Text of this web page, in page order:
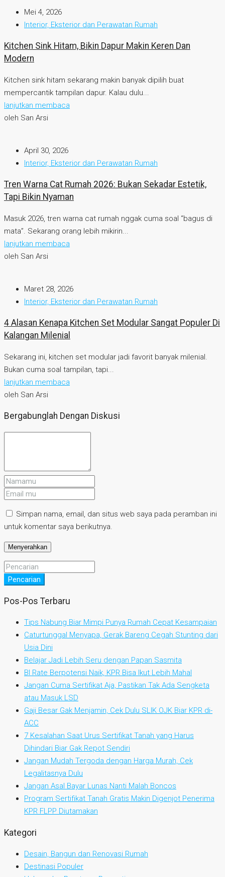
Mei 4, 2026
Interior, Eksterior dan Perawatan Rumah
Kitchen Sink Hitam, Bikin Dapur Makin Keren Dan
Modern
Kitchen sink hitam sekarang makin banyak dipilih buat
mempercantik tampilan dapur. Kalau dulu...
lanjutkan membaca
oleh San Arsi
April 30, 2026
Interior, Eksterior dan Perawatan Rumah
Tren Warna Cat Rumah 2026: Bukan Sekadar Estetik,
Tapi Bikin Nyaman
Masuk 2026, tren warna cat rumah nggak cuma soal “bagus di
mata”. Sekarang orang lebih mikirin...
lanjutkan membaca
oleh San Arsi
Maret 28, 2026
Interior, Eksterior dan Perawatan Rumah
4 Alasan Kenapa Kitchen Set Modular Sangat Populer Di
Kalangan Milenial
Sekarang ini, kitchen set modular jadi favorit banyak milenial.
Bukan cuma soal tampilan, tapi...
lanjutkan membaca
oleh San Arsi
Bergabunglah Dengan Diskusi
Simpan nama, email, dan situs web saya pada peramban ini
untuk komentar saya berikutnya.
Pencarian
Pos-Pos Terbaru
Tips Nabung Biar Mimpi Punya Rumah Cepat Kesampaian
Caturtunggal Menyapa, Gerak Bareng Cegah Stunting dari
Usia Dini
Belajar Jadi Lebih Seru dengan Papan Sasmita
BI Rate Berpotensi Naik, KPR Bisa Ikut Lebih Mahal
Jangan Cuma Sertifikat Aja, Pastikan Tak Ada Sengketa
atau Masuk LSD
Gaji Besar Gak Menjamin, Cek Dulu SLIK OJK Biar KPR di-
ACC
7 Kesalahan Saat Urus Sertifikat Tanah yang Harus
Dihindari Biar Gak Repot Sendiri
Jangan Mudah Tergoda dengan Harga Murah, Cek
Legalitasnya Dulu
Jangan Asal Bayar Lunas Nanti Malah Boncos
Program Sertifikat Tanah Gratis Makin Digenjot Penerima
KPR FLPP Diutamakan
Kategori
Desain, Bangun dan Renovasi Rumah
Destinasi Populer